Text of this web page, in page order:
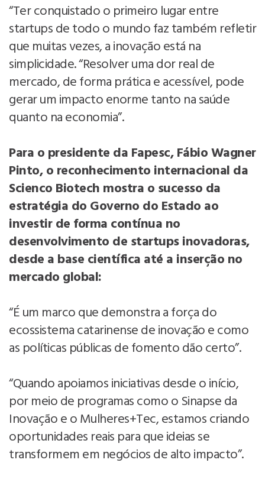
“Ter conquistado o primeiro lugar entre
startups de todo o mundo faz também refletir
que muitas vezes, a inovação está na
simplicidade. “Resolver uma dor real de
mercado, de forma prática e acessível, pode
gerar um impacto enorme tanto na saúde
quanto na economia”.
Para o presidente da Fapesc, Fábio Wagner
Pinto, o reconhecimento internacional da
Scienco Biotech mostra o sucesso da
estratégia do Governo do Estado ao
investir de forma contínua no
desenvolvimento de startups inovadoras,
desde a base científica até a inserção no
mercado global:
“É um marco que demonstra a força do
ecossistema catarinense de inovação e como
as políticas públicas de fomento dão certo”.
“Quando apoiamos iniciativas desde o início,
por meio de programas como o Sinapse da
Inovação e o Mulheres+Tec, estamos criando
oportunidades reais para que ideias se
transformem em negócios de alto impacto”.